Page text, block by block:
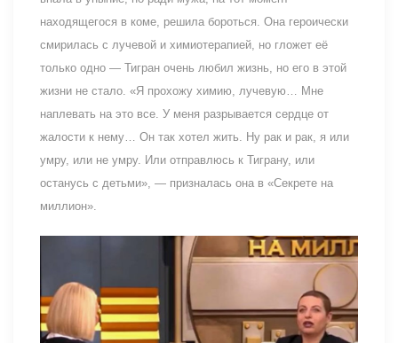
находящегося в коме, решила бороться. Она героически
смирилась с лучевой и химиотерапией, но гложет её
только одно — Тигран очень любил жизнь, но его в этой
жизни не стало. «Я прохожу химию, лучевую… Мне
наплевать на это все. У меня разрывается сердце от
жалости к нему… Он так хотел жить. Ну рак и рак, я или
умру, или не умру. Или отправлюсь к Тиграну, или
останусь с детьми», — призналась она в «Секрете на
миллион».